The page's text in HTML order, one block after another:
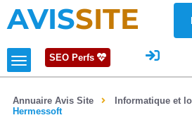
AVISSITE
SEO Perfs
Annuaire Avis Site
Informatique et
Hermessoft